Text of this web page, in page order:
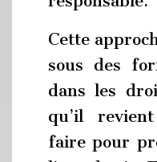
Cette
sous des
dans les
qu’il
faire pour